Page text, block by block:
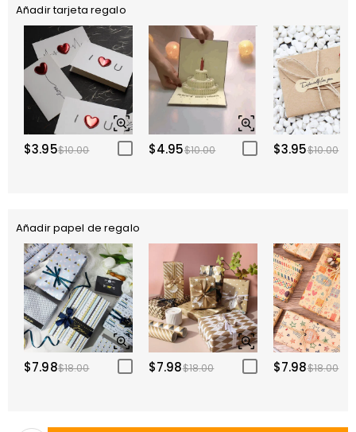
Añadir tarjeta regalo
$3.95$10.00 $4.95$10.00 $3.95$10.00
Añadir papel de regalo
$7.98$18.00 $7.98$18.00 $7.98$18.00